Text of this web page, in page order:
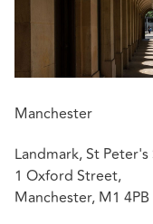
Manchester
Landmark, St Peter's
1 Oxford Street,
Manchester, M1 4PB